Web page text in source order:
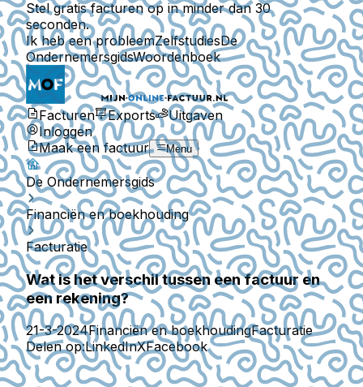
Stel gratis facturen op in minder dan 30
seconden.
Ik heb een probleemZelfstudiesDe
OndernemersgidsWoordenboek
Facturen Exports
Uitgaven
Inloggen
Maak een factuur
Menu
De Ondernemersgids
Financiën en boekhouding
Facturatie
Wat is het verschil tussen een factuur en
een rekening?
21-3-2024Financiën en boekhoudingFacturatie
Delen op:LinkedInXFacebook